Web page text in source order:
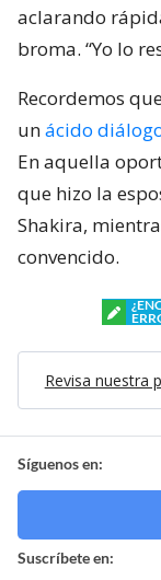
aclarando
broma. “Yo lo
Recordemos
unácido
En aquella
que hizo la
Shakira,
convencido.
Revisa nuestra
Síguenos en:
Suscríbete en: